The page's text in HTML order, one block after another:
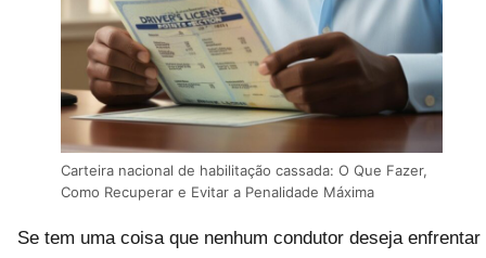
Carteira nacional de habilitação cassada: O Que Fazer,
Como Recuperar e Evitar a Penalidade Máxima
Se tem uma coisa que nenhum condutor deseja enfrentar